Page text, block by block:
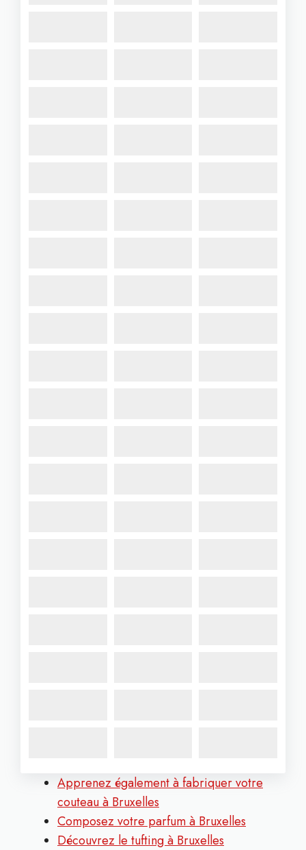
Apprenez également à fabriquer votre
couteau à Bruxelles
Composez votre parfum à Bruxelles
Découvrez le tufting à Bruxelles